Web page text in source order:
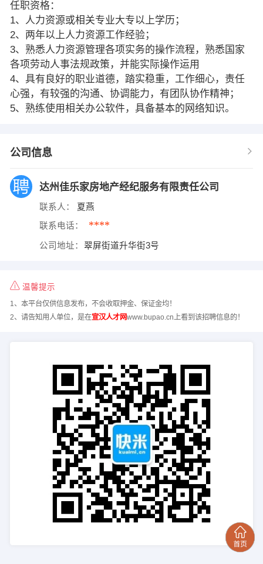
任职资格：
1、人力资源或相关专业大专以上学历；
2、两年以上人力资源工作经验；
3、熟悉人力资源管理各项实务的操作流程，熟悉国家
各项劳动人事法规政策，并能实际操作运用
4、具有良好的职业道德，踏实稳重，工作细心，责任
心强，有较强的沟通、协调能力，有团队协作精神；
5、熟练使用相关办公软件，具备基本的网络知识。
公司信息
达州佳乐家房地产经纪服务有限责任公司
联系人： 夏燕
联系电话： ****
公司地址： 翠屏街道升华街3号
温馨提示
1、本平台仅供信息发布，不会收取押金、保证金均！
2、请告知用人单位，是在宣汉人才网www.bupao.cn上看到该招聘信息的！